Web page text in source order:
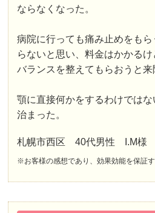
ならなくなった。
病院に行っても痛み止めをも
らないと思い、料金はかかる
バランスを整えてもらおうと来
顎に直接何かをするわけでは
治まった。
札幌市西区 40代男性 I.M様
※お客様の感想であり、効果効能を保証す